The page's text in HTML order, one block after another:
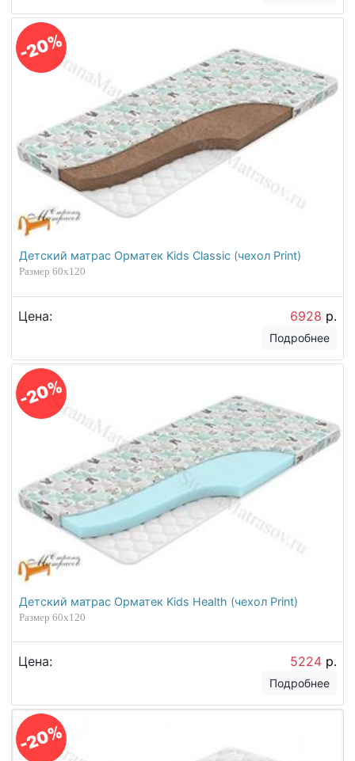
-20%
Детский матрас Орматек Kids Classic (чехол Print)
Размер 60х120
Цена: 6928 р.
Подробнее
-20%
Детский матрас Орматек Kids Health (чехол Print)
Размер 60х120
Цена: 5224 р.
Подробнее
-20%